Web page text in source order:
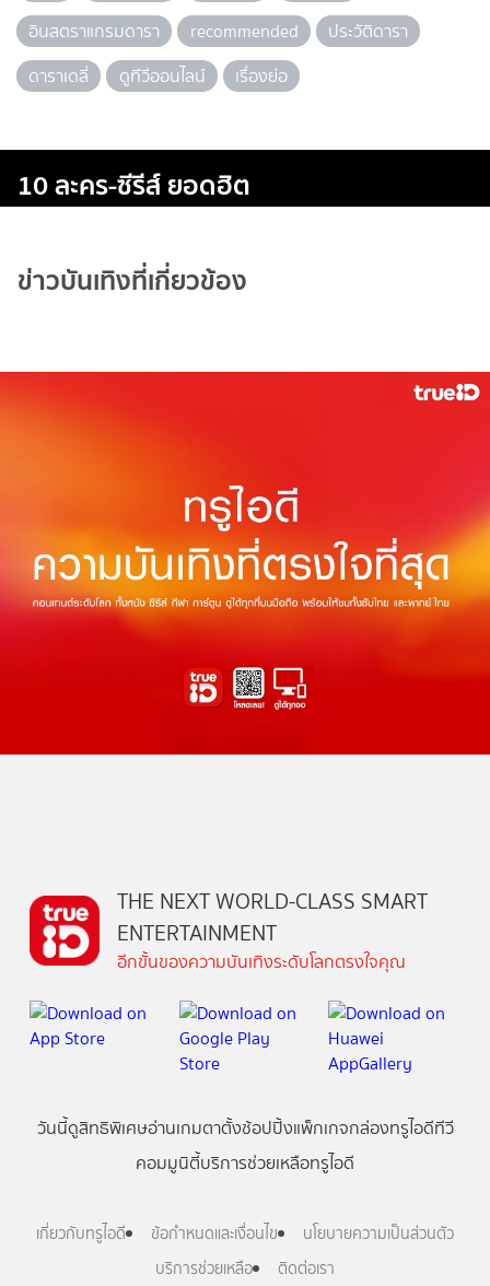
อินสตราแกรมดารา
recommended
ประวัติดารา
ดาราเดลี่
ดูทีวีออนไลน์ เรื่องย่อ
10 ละคร-ซีรีส์ ยอดฮิต
ข่าวบันเทิงที่เกี่ยวข้อง
THE NEXT WORLD-CLASS SMART
ENTERTAINMENT
อีกขั้นของความบันเทิงระดับโลกตรงใจคุณ
วันนี้ดูสิทธิพิเศษอ่านเกมตาตั้งช้อปปิ้งแพ็กเกจกล่องทรูไอดีทีวี
คอมมูนิตี้บริการช่วยเหลือทรูไอดี
เกี่ยวกับทรูไอดี ข้อกำหนดและเงื่อนไข
นโยบายความเป็นส่วนตัว
บริการช่วยเหลือ
ติดต่อเรา